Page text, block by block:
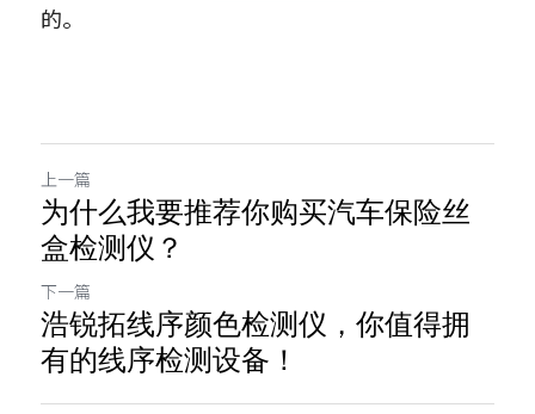
的。
上一篇
为什么我要推荐你购买汽车保险丝
盒检测仪？
下一篇
浩锐拓线序颜色检测仪，你值得拥
有的线序检测设备！